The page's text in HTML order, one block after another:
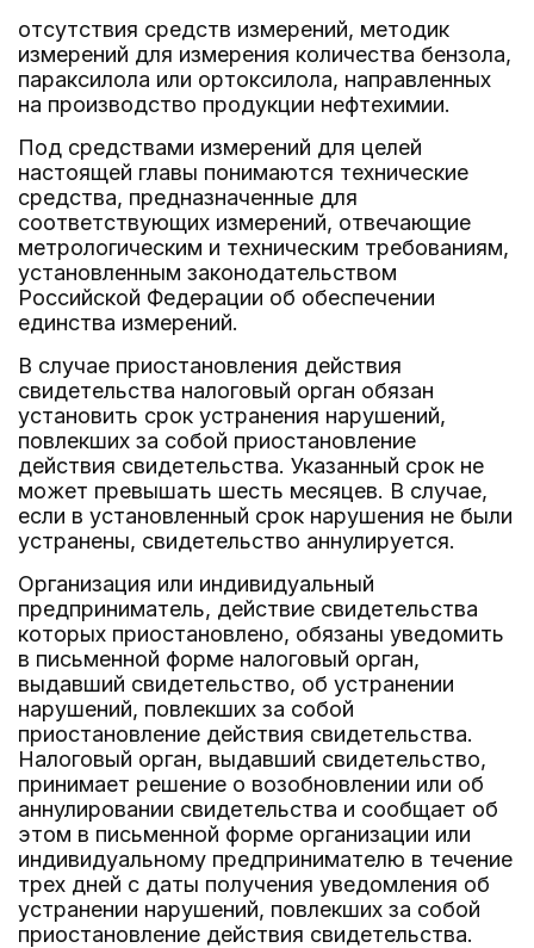
отсутствия средств измерений, методик
измерений для измерения количества бензола,
параксилола или ортоксилола, направленных
на производство продукции нефтехимии.
Под средствами измерений для целей
настоящей главы понимаются технические
средства, предназначенные для
соответствующих измерений, отвечающие
метрологическим и техническим требованиям,
установленным законодательством
Российской Федерации об обеспечении
единства измерений.
В случае приостановления действия
свидетельства налоговый орган обязан
установить срок устранения нарушений,
повлекших за собой приостановление
действия свидетельства. Указанный срок не
может превышать шесть месяцев. В случае,
если в установленный срок нарушения не были
устранены, свидетельство аннулируется.
Организация или индивидуальный
предприниматель, действие свидетельства
которых приостановлено, обязаны уведомить
в письменной форме налоговый орган,
выдавший свидетельство, об устранении
нарушений, повлекших за собой
приостановление действия свидетельства.
Налоговый орган, выдавший свидетельство,
принимает решение о возобновлении или об
аннулировании свидетельства и сообщает об
этом в письменной форме организации или
индивидуальному предпринимателю в течение
трех дней с даты получения уведомления об
устранении нарушений, повлекших за собой
приостановление действия свидетельства.